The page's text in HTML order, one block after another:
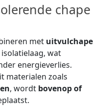
chape
met uitvulchape
wat
energieverlies.
materialen zoals
, wordt bovenop of